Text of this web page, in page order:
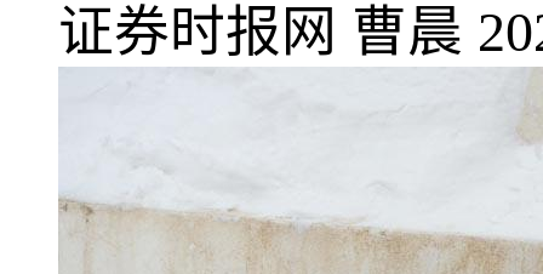
证券时报网 曹晨